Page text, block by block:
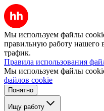
Мы используем файлы
правильную работу нашего
трафик.
Правила использования
Мы используем файлы
файлов cookie
Понятно
Ищу работу